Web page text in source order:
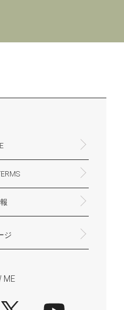
せ
情報サイトへ)
delivery)
9-35
行っておりません
願いいたします
（金曜日は14：00ま
だきます。
なりますので、ご了承
ジ
ME